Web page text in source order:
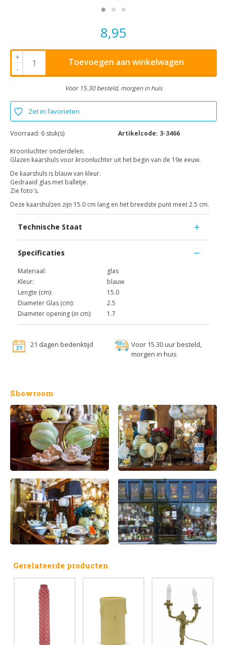
8,95
+
-
Toevoegen aan winkelwagen
Voor 15.30 besteld, morgen in huis
Zet in favorieten
Voorraad: 6 stuk(s) Artikelcode: 3-3466
Kroonluchter onderdelen.
Glazen kaarshuls voor kroonluchter uit het begin van de 19e eeuw.
De kaarshuls is blauw van kleur.
Gedraaid glas met balletje.
Zie foto's.
Deze kaarshulzen zijn 15.0 cm lang en het breedste punt meet 2.5 cm.
Technische Staat
Specificaties
Materiaal:
glas
Kleur:
blauw
Lengte (cm):
15.0
Diameter Glas (cm):
2.5
Diameter opening (in cm):
1.7
21 dagen bedenktijd
Voor 15.30 uur besteld,
morgen in huis
Showroom
Gerelateerde producten